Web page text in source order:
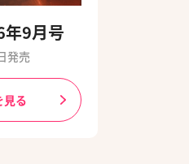
9月号
発売
見る